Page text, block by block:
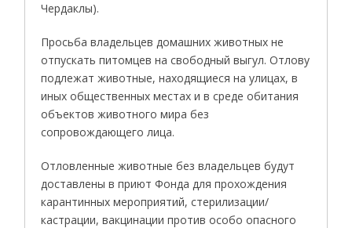
Чердаклы).
Просьба владельцев домашних животных не
отпускать питомцев на свободный выгул. Отлову
подлежат животные, находящиеся на улицах, в
иных общественных местах и в среде обитания
объектов животного мира без
сопровождающего лица.
Отловленные животные без владельцев будут
доставлены в приют Фонда для прохождения
карантинных мероприятий, стерилизации/
кастрации, вакцинации против особо опасного